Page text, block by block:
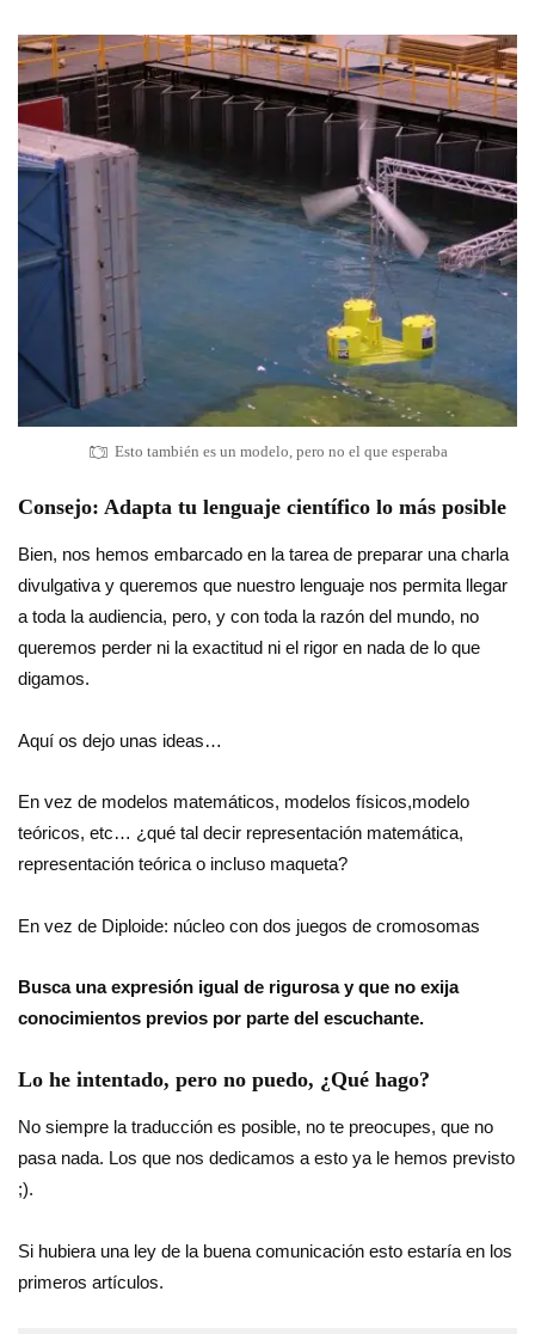
Esto también es un modelo, pero no el que esperaba
Consejo: Adapta tu lenguaje científico lo más posible
Bien, nos hemos embarcado en la tarea de preparar una charla
divulgativa y queremos que nuestro lenguaje nos permita llegar
a toda la audiencia, pero, y con toda la razón del mundo, no
queremos perder ni la exactitud ni el rigor en nada de lo que
digamos.
Aquí os dejo unas ideas…
En vez de modelos matemáticos, modelos físicos,modelo
teóricos, etc… ¿qué tal decir representación matemática,
representación teórica o incluso maqueta?
En vez de Diploide: núcleo con dos juegos de cromosomas
Busca una expresión igual de rigurosa y que no exija
conocimientos previos por parte del escuchante.
Lo he intentado, pero no puedo, ¿Qué hago?
No siempre la traducción es posible, no te preocupes, que no
pasa nada. Los que nos dedicamos a esto ya le hemos previsto
;).
Si hubiera una ley de la buena comunicación esto estaría en los
primeros artículos.